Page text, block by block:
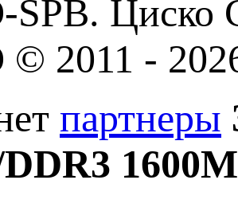
SPB. Циско
© 2011 -
партнеры